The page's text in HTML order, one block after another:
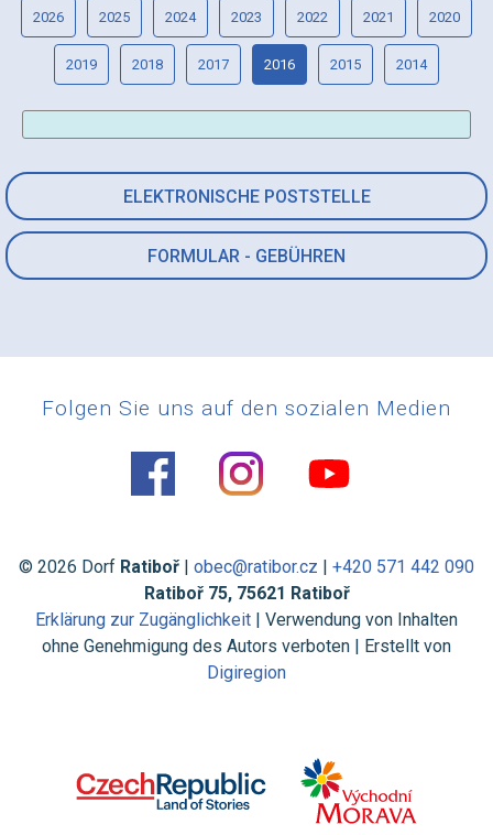
ELEKTRONISCHE POSTSTELLE
FORMULAR - GEBÜHREN
2026 2025 2024 2023 2022 2021 2020
2019 2018 2017 2016 2015 2014
Folgen Sie uns auf den sozialen Medien
© 2026 Dorf Ratiboř | obec@ratibor.cz | +420 571 442 090
Ratiboř 75, 75621 Ratiboř
Erklärung zur Zugänglichkeit | Verwendung von Inhalten
ohne Genehmigung des Autors verboten | Erstellt von
Digiregion